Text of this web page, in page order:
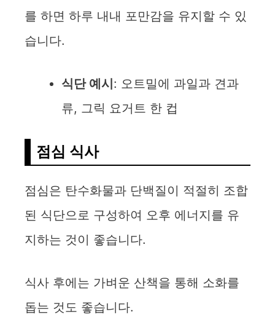
를 하면 하루 내내 포만감을 유지할 수 있
습니다.
식단 예시: 오트밀에 과일과 견과
류, 그릭 요거트 한 컵
점심 식사
점심은 탄수화물과 단백질이 적절히 조합
된 식단으로 구성하여 오후 에너지를 유
지하는 것이 좋습니다.
식사 후에는 가벼운 산책을 통해 소화를
돕는 것도 좋습니다.